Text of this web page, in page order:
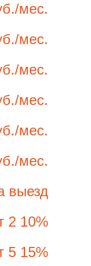
мес.
мес.
мес.
мес.
мес.
мес.
выезд
2 10%
5 15%